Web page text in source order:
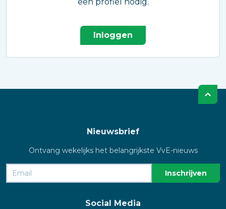
Inloggen
Nieuwsbrief
Ontvang wekelijks het belangrijkste VvE-nieuws
Social Media